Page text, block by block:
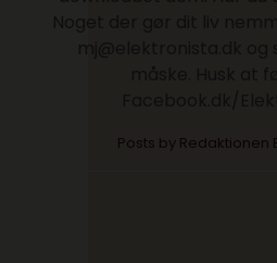
Posts by Redaktionen